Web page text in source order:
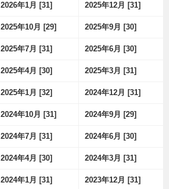
2026年1月 [31] 2025年12月 [31]
2025年10月 [29] 2025年9月 [30]
2025年7月 [31] 2025年6月 [30]
2025年4月 [30] 2025年3月 [31]
2025年1月 [32] 2024年12月 [31]
2024年10月 [31] 2024年9月 [29]
2024年7月 [31] 2024年6月 [30]
2024年4月 [30] 2024年3月 [31]
2024年1月 [31] 2023年12月 [31]